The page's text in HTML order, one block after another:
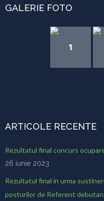
GALERIE FOTO
1
ARTICOLE RECENTE
Rezultatul final concurs
26 iunie 2023
Rezultatul final in urma
posturilor de Referent